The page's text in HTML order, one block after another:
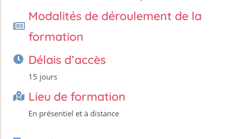
Modalités de déroulement de la
formation
Délais d’accès
15 jours
Lieu de formation
En présentiel et à distance